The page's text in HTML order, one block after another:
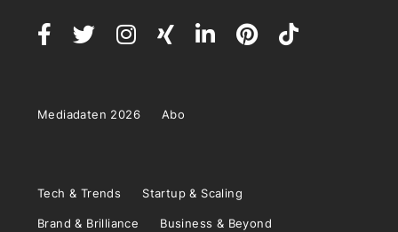
Mediadaten 2026 Abo
Tech & Trends Startup & Scaling
Brand & Brilliance Business & Beyond